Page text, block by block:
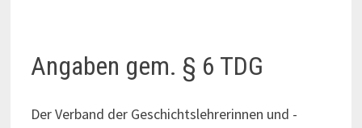
Angaben gem. § 6 TDG
Der Verband der Geschichtslehrerinnen und -